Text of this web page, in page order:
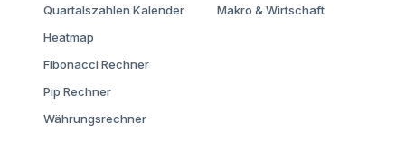
Quartalszahlen Kalender
Heatmap
Fibonacci Rechner
Pip Rechner
Währungsrechner
Makro & Wirtschaft